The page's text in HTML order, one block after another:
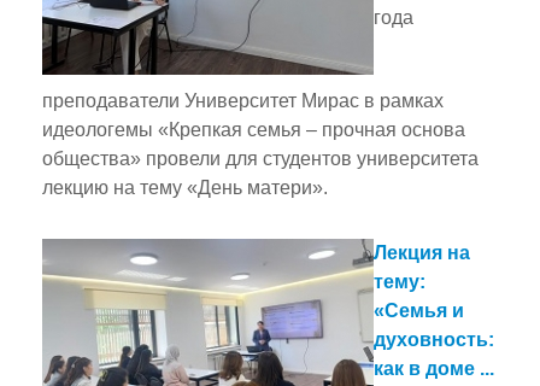
года
преподаватели Университет Мирас в рамках
идеологемы «Крепкая семья – прочная основа
общества» провели для студентов университета
лекцию на тему «День матери».
Лекция на
тему:
«Семья и
духовность:
как в доме ...